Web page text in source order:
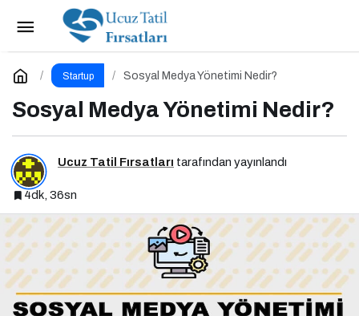
Startup Sosyal Medya Yönetimi Nedir?
Sosyal Medya Yönetimi Nedir?
Ucuz Tatil Fırsatları tarafından yayınlandı
4dk, 36sn
Sanayi ve Teknoloji Bakanlığı Heyeti Marmara
Teknokent’i Ziyaret Etti!
Yorum Yap